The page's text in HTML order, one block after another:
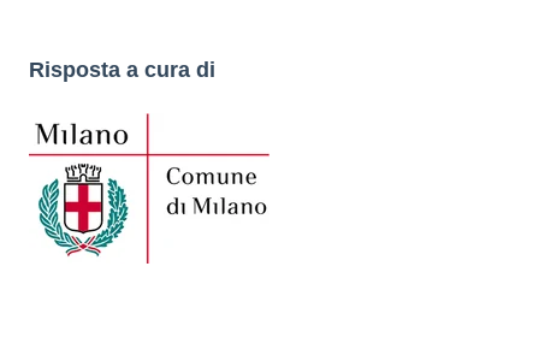
Risposta a cura di